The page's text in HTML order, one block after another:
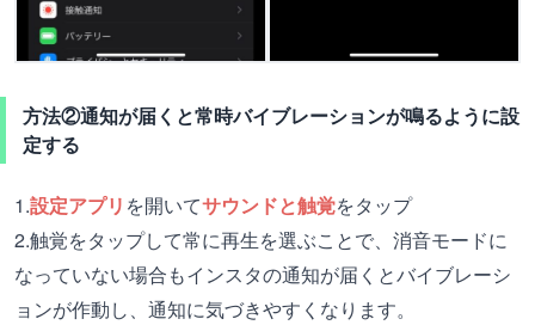
方法②通知が届くと常時バイブレーションが鳴るように設
定する
1.設定アプリ を開いてサウンドと触覚をタップ
2.触覚をタップして常に再生を選ぶことで、消音モードに
なっていない場合もインスタの通知が届くとバイブレーシ
ョンが作動し、通知に気づきやすくなります。